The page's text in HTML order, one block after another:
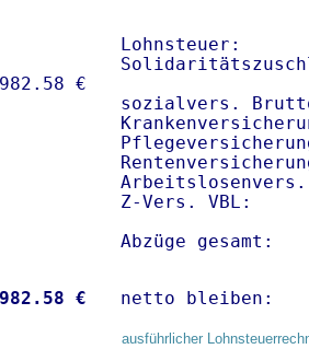
Lohnsteuer:
sozialvers.
Z-Vers. VBL:
Abzüge gesamt:
€ netto
ausführlicher